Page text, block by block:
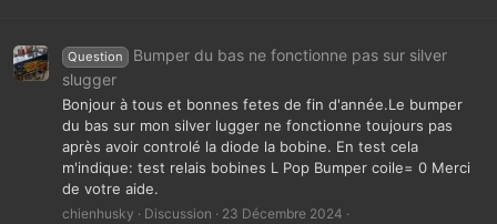
Question
Bumper du bas ne fonctionne pas sur silver
slugger
Bonjour à tous et bonnes fetes de fin d'année.Le bumper
du bas sur mon silver lugger ne fonctionne toujours pas
après avoir controlé la diode la bobine. En test cela
m'indique: test relais bobines L Pop Bumper coile= 0 Merci
de votre aide.
chienhusky Discussion
23 Décembre 2024